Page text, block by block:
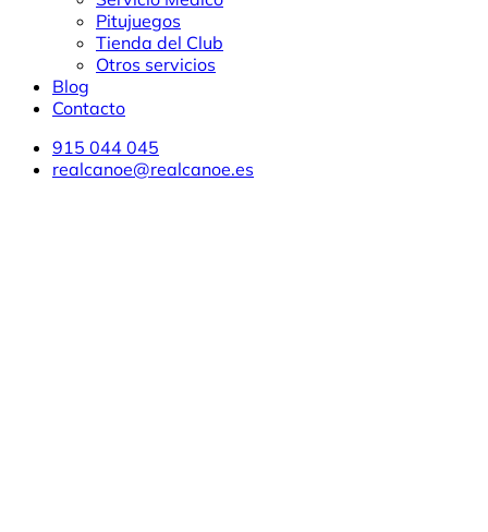
Pitujuegos
Tienda del Club
Otros servicios
Blog
Contacto
915 044 045
realcanoe@realcanoe.es